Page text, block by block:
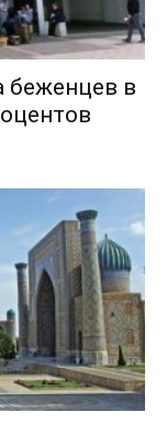
беженцев в